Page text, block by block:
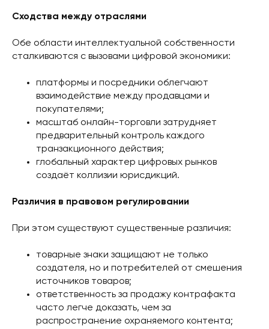
Сходства между отраслями
Обе области интеллектуальной собственности
сталкиваются с вызовами цифровой экономики:
платформы и посредники облегчают
взаимодействие между продавцами и
покупателями;
масштаб онлайн-торговли затрудняет
предварительный контроль каждого
транзакционного действия;
глобальный характер цифровых рынков
создаёт коллизии юрисдикций.
Различия в правовом регулировании
При этом существуют существенные различия:
товарные знаки защищают не только
создателя, но и потребителей от смешения
источников товаров;
ответственность за продажу контрафакта
часто легче доказать, чем за
распространение охраняемого контента;